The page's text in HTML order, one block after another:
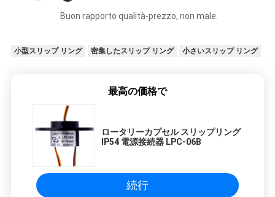
Buon rapporto qualità-prezzo, non male.
小型スリップ リング 密集したスリップ リング 小さいスリップ リング
最高の価格で
ロータリーカプセル スリップリング
IP54 電源接続器 LPC-06B
続行